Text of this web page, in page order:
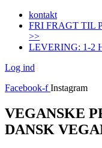
Videre
indhold
kontakt
FRI FRAGT TIL
>>
LEVERING: 1-2
Log ind
Facebook-f Instagram
VEGANSKE
DANSK